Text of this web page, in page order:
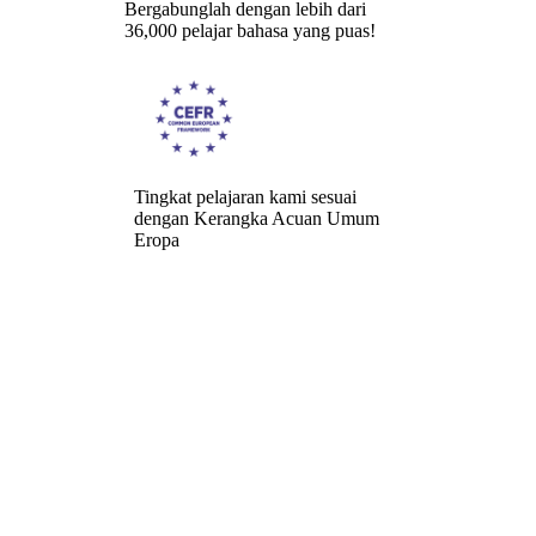
Bergabunglah dengan lebih dari
36,000 pelajar bahasa yang puas!
Tingkat pelajaran kami sesuai
dengan Kerangka Acuan Umum
Eropa